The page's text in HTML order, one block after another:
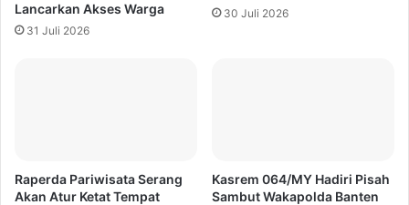
Lancarkan Akses Warga
31 Juli 2026
30 Juli 2026
Raperda Pariwisata Serang
Akan Atur Ketat Tempat
Kasrem 064/MY Hadiri Pisah
Sambut Wakapolda Banten